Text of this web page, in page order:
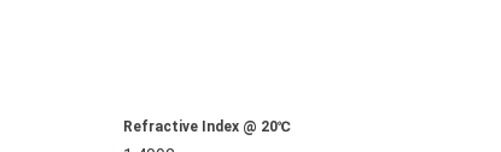
Refractive Index @ 20℃